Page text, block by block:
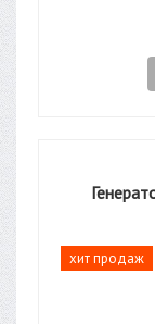
хит продаж